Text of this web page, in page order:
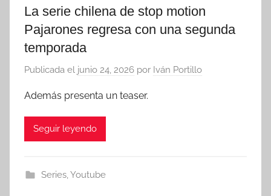
La serie chilena de stop motion
Pajarones regresa con una segunda
temporada
Publicada el junio 24, 2026 por Iván Portillo
Además presenta un teaser.
Seguir leyendo
Series,Youtube